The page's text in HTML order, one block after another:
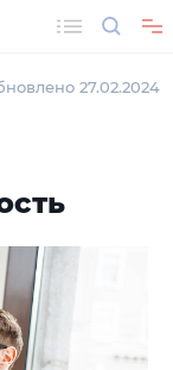
27.02.2024